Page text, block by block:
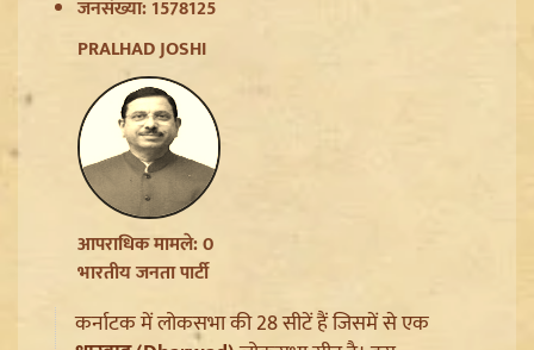
Sanjay Raut on Ram Mandir: 'राम के नाम पर लूट हो रही',
चढ़ावा चोरी के मुद्दे पर Shiv Sena UBT का हमला
जनसंख्या: 1578125
PRALHAD JOSHI
आपराधिक मामले: 0
भारतीय जनता पार्टी
कर्नाटक में लोकसभा की 28 सीटें हैं जिसमें से एक